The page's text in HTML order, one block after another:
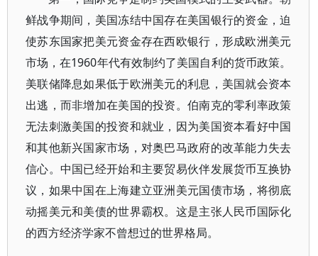
鲜战争期间，美国冻结中国存在美国银行的资金，迫
使苏东国家把美元资金存在西欧银行，形成欧洲美元
市场，在1960年代有效制约了美国自利的货币政策。
美联储降息如果低于欧洲美元的利息，美国就会资本
出逃，而非增加在美国的投资。伯南克的零利率政策
无法刺激美国的投资和就业，因为美国资本看好中国
和其他新兴国家市场，对奥巴马政府的改革能力失去
信心。中国已经开始和主要贸易伙伴发展货币互换协
议，如果中国在上海建立亚洲美元国债市场，将彻底
动摇美元和美债的世界霸权。这是主张人民币国际化
的西方经济学家不曾想过的世界格局。